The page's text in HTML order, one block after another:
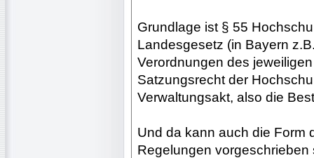
Grundlage ist § 55
Landesgesetz (in Bayern
Verordnungen des
Satzungsrecht der
Verwaltungsakt, also die
Und da kann auch die Form
Regelungen